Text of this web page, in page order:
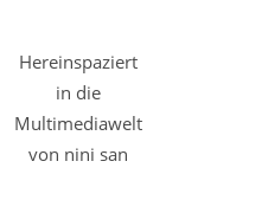
Hereinspaziert
in die
Multimediawelt
von nini san